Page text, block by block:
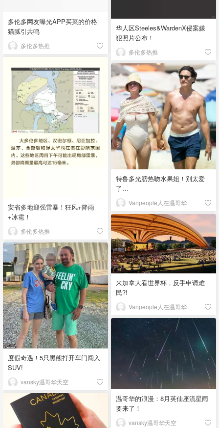
多伦多网友曝光APP买菜的价格
猫腻引共鸣
多伦多热推
华人区Steeles&WardenX侵案嫌
犯照片公布！
多伦多热推
安省多地迎强雷暴！狂风+降雨
+冰雹！
多伦多热推
特鲁多光膀热吻水果姐！别太爱
了…
Vanpeople人在温哥华
来加拿大看世界杯，反手申请难
民?!
Vanpeople人在温哥华
度假奇遇！5只黑熊打开车门闯入
SUV!
vansky温哥华天空
温哥华的浪漫：8月英仙座流星雨
要来了！
vansky温哥华天空